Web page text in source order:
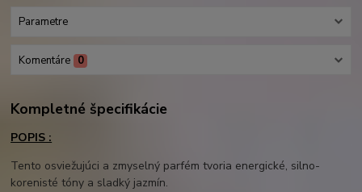
Parametre
Komentáre 0
Kompletné špecifikácie
POPIS :
Tento osviežujúci a zmyselný parfém tvoria energické, silno-
korenisté tóny a sladký jazmín.